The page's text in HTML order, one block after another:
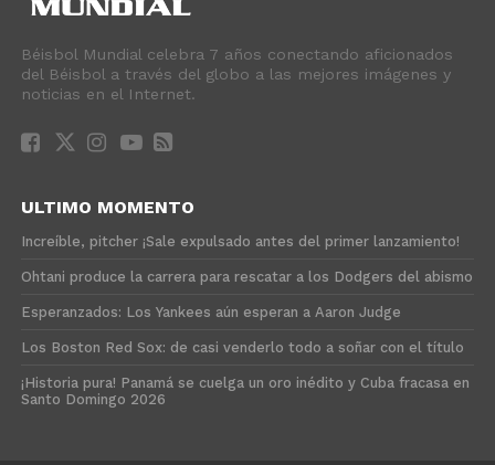
Béisbol Mundial celebra 7 años conectando aficionados
del Béisbol a través del globo a las mejores imágenes y
noticias en el Internet.
ULTIMO MOMENTO
Increíble, pitcher ¡Sale expulsado antes del primer lanzamiento!
Ohtani produce la carrera para rescatar a los Dodgers del abismo
Esperanzados: Los Yankees aún esperan a Aaron Judge
Los Boston Red Sox: de casi venderlo todo a soñar con el título
¡Historia pura! Panamá se cuelga un oro inédito y Cuba fracasa en
Santo Domingo 2026